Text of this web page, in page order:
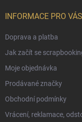
INFORMACE PRO VÁS
Doprava a platba
Jak začít se
Moje objednávka
Prodávané značky
Obchodní podmínky
Vrácení, reklamace,